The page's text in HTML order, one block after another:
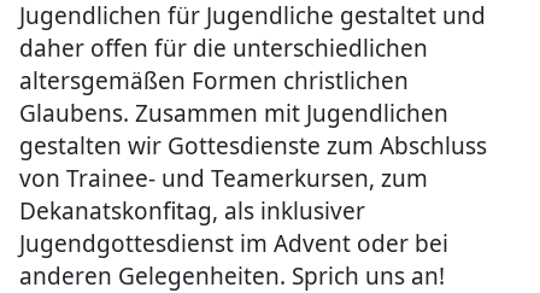
Jugendlichen für Jugendliche gestaltet und
daher offen für die unterschiedlichen
altersgemäßen Formen christlichen
Glaubens. Zusammen mit Jugendlichen
gestalten wir Gottesdienste zum Abschluss
von Trainee- und Teamerkursen, zum
Dekanatskonfitag, als inklusiver
Jugendgottesdienst im Advent oder bei
anderen Gelegenheiten. Sprich uns an!